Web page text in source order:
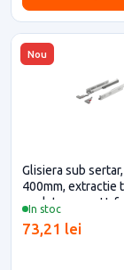
Nou
In stoc
Glisiera sub
400mm, extractie
push to open,
73,21 lei